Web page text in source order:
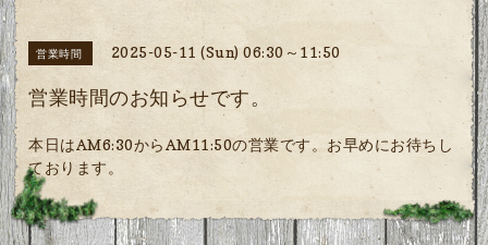
営業時間 2025-05-11 (Sun) 06:30～11:50
営業時間のお知らせです。
本日はAM6:30からAM11:50の営業です。お早めにお待ちし
ております。